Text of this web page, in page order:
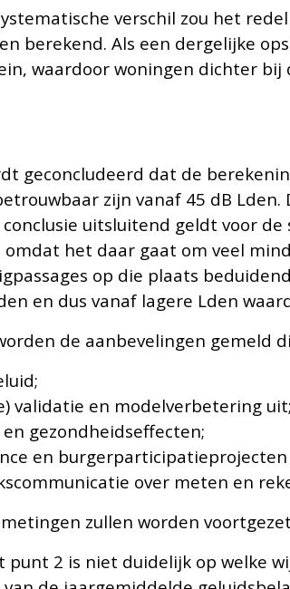
verschil zou het
berekend. Als een dergelijke
waardoor woningen dichter
geconcludeerd dat de
zijn vanaf 45 dB
uitsluitend geldt voor
het daar gaat om veel
op die plaats
en dus vanaf lagere Lden
de aanbevelingen gemeld
validatie en modelverbetering uit;
gezondheidseffecten;
en
over meten en
zullen worden
2 is niet duidelijk op welke